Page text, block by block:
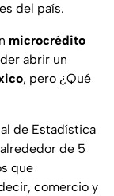
del país.
microcrédito
abrir un
, pero ¿Qué
de Estadística
de 5
que
comercio y